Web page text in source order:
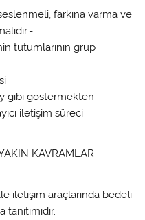
farkına varma ve
tutumlarının grup
gibi göstermekten
iletişim süreci
KAVRAMLAR
iletişim araçlarında bedeli